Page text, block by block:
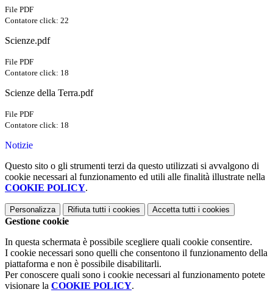
File PDF
Contatore click: 22
Scienze.pdf
File PDF
Contatore click: 18
Scienze della Terra.pdf
File PDF
Contatore click: 18
Notizie
Questo sito o gli strumenti terzi da questo utilizzati si avvalgono di
cookie necessari al funzionamento ed utili alle finalità illustrate nella
COOKIE POLICY.
Personalizza Rifiuta tutti i cookies Accetta tutti i cookies
Gestione cookie
In questa schermata è possibile scegliere quali cookie consentire.
I cookie necessari sono quelli che consentono il funzionamento della
piattaforma e non è possibile disabilitarli.
Per conoscere quali sono i cookie necessari al funzionamento potete
visionare la COOKIE POLICY.